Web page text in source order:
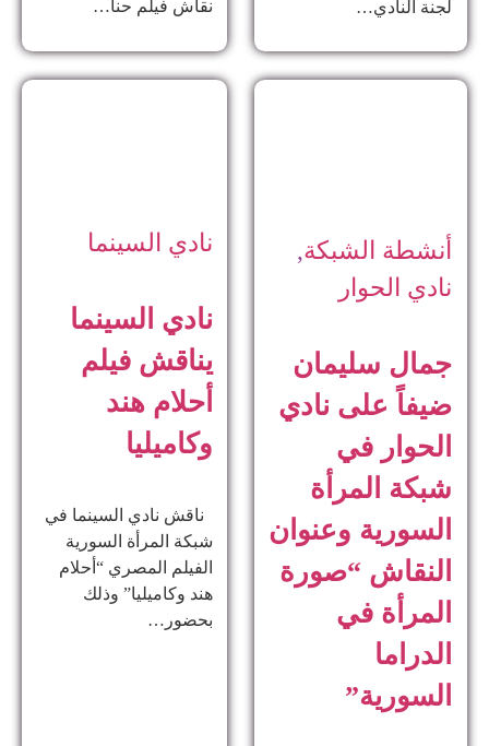
لجنة النادي…
نقاش فيلم حنا…
أنشطة الشبكة,
نادي الحوار
جمال سليمان
ضيفاً على نادي
الحوار في
شبكة المرأة
السورية وعنوان
النقاش “صورة
المرأة في
الدراما
السورية”
نادي السينما
نادي السينما
يناقش فيلم
أحلام هند
وكاميليا
ناقش نادي السينما في
شبكة المرأة السورية
الفيلم المصري “أحلام
هند وكاميليا” وذلك
بحضور…